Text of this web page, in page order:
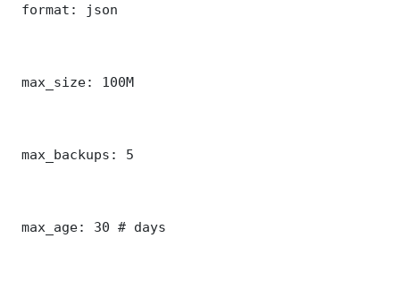
format: json
max_size: 100M
max_backups: 5
max_age: 30 # days